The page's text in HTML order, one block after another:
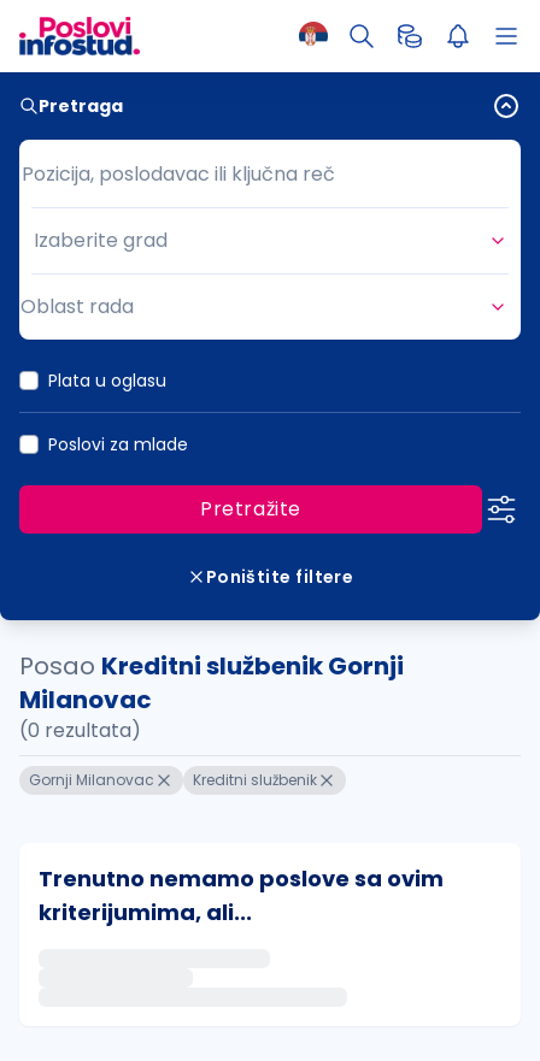
Pretraga
Pozicija, poslodavac ili ključna reč
Pozicija, poslodavac ili ključna reč
Grad
Izaberite grad
Oblast rada
Plata u oglasu
Poslovi za mlade
Pretražite
Poništite filtere
Posao Kreditni službenik Gornji
Milanovac
(0 rezultata)
Gornji Milanovac Kreditni službenik
Trenutno nemamo poslove sa ovim
kriterijumima, ali...